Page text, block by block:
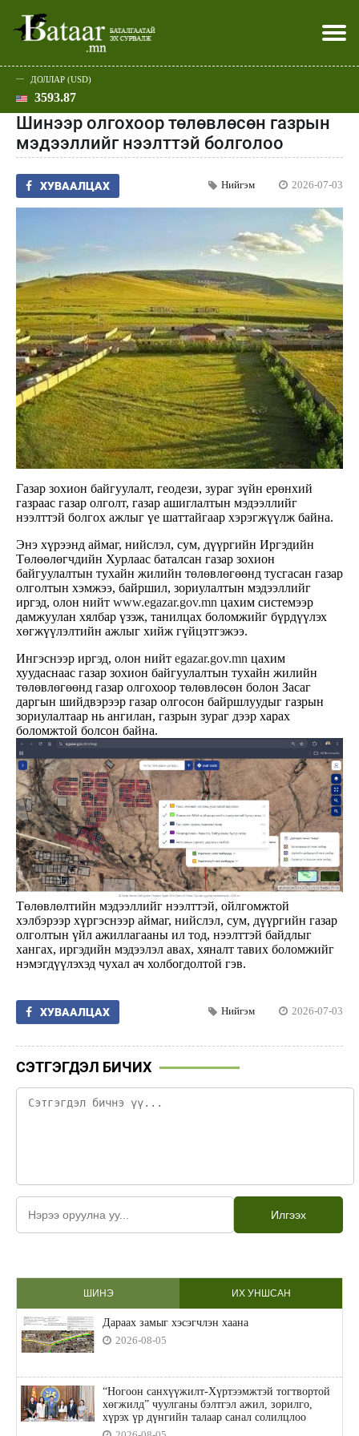
Эхлэл
Улс төр
Нийгэм
Эдийн засаг
Дэлхий
Спорт
Шар
Батаар юу хэлэв
Хэвлэл мэдээллээр
ДОЛЛАР (USD)
3593.87
Шинээр олгохоор төлөвлөсөн газрын
мэдээллийг нээлттэй болголоо
ХУВААЛЦАХ Нийгэм 2026-07-03
Газар зохион байгуулалт, геодези, зураг зүйн ерөнхий
газраас газар олголт, газар ашиглалтын мэдээллийг
нээлттэй болгох ажлыг үе шаттайгаар хэрэгжүүлж байна.
Энэ хүрээнд аймаг, нийслэл, сум, дүүргийн Иргэдийн
Төлөөлөгчдийн Хурлаас баталсан газар зохион
байгуулалтын тухайн жилийн төлөвлөгөөнд тусгасан газар
олголтын хэмжээ, байршил, зориулалтын мэдээллийг
иргэд, олон нийт www.egazar.gov.mn цахим системээр
дамжуулан хялбар үзэж, танилцах боломжийг бүрдүүлэх
хөгжүүлэлтийн ажлыг хийж гүйцэтгэжээ.
Ингэснээр иргэд, олон нийт egazar.gov.mn цахим
хуудаснаас газар зохион байгуулалтын тухайн жилийн
төлөвлөгөөнд газар олгохоор төлөвлөсөн болон Засаг
даргын шийдвэрээр газар олгосон байршлуудыг газрын
зориулалтаар нь ангилан, газрын зураг дээр харах
боломжтой болсон байна.
Төлөвлөлтийн мэдээллийг нээлттэй, ойлгомжтой
хэлбэрээр хүргэснээр аймаг, нийслэл, сум, дүүргийн газар
олголтын үйл ажиллагааны ил тод, нээлттэй байдлыг
хангах, иргэдийн мэдээлэл авах, хяналт тавих боломжийг
нэмэгдүүлэхэд чухал ач холбогдолтой гэв.
ХУВААЛЦАХ Нийгэм 2026-07-03
СЭТГЭГДЭЛ БИЧИХ
Илгээх
ШИНЭ ИХ УНШСАН
Дараах замыг хэсэгчлэн хаана
2026-08-05
“Ногоон санхүүжилт-Хүртээмжтэй тогтвортой
хөгжилд” чуулганы бэлтгэл ажил, зорилго,
хүрэх үр дүнгийн талаар санал солилцлоо